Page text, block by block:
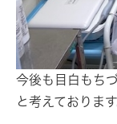
今後も目白もち
と考えております